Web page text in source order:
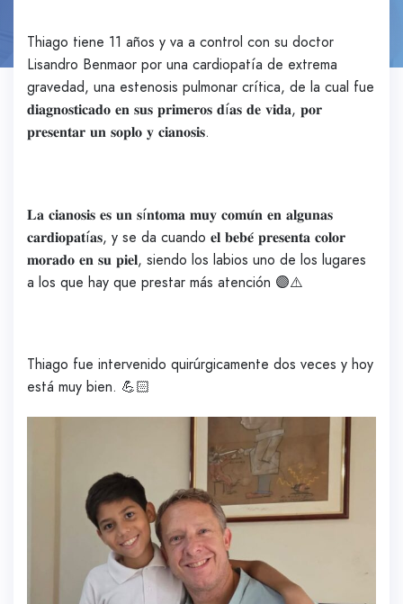
Thiago tiene 11 años y va a control con su doctor
Lisandro Benmaor por una cardiopatía de extrema
gravedad, una estenosis pulmonar crítica, de la cual fue
𝐝𝐢𝐚𝐠𝐧𝐨𝐬𝐭𝐢𝐜𝐚𝐝𝐨 𝐞𝐧 𝐬𝐮𝐬 𝐩𝐫𝐢𝐦𝐞𝐫𝐨𝐬 𝐝í𝐚𝐬 𝐝𝐞 𝐯𝐢𝐝𝐚, 𝐩𝐨𝐫
𝐩𝐫𝐞𝐬𝐞𝐧𝐭𝐚𝐫 𝐮𝐧 𝐬𝐨𝐩𝐥𝐨 𝐲 𝐜𝐢𝐚𝐧𝐨𝐬𝐢𝐬.
𝐋𝐚 𝐜𝐢𝐚𝐧𝐨𝐬𝐢𝐬 𝐞𝐬 𝐮𝐧 𝐬í𝐧𝐭𝐨𝐦𝐚 𝐦𝐮𝐲 𝐜𝐨𝐦𝐮́𝐧 𝐞𝐧 𝐚𝐥𝐠𝐮𝐧𝐚𝐬
𝐜𝐚𝐫𝐝𝐢𝐨𝐩𝐚𝐭í𝐚𝐬, y se da cuando 𝐞𝐥 𝐛𝐞𝐛𝐞́ 𝐩𝐫𝐞𝐬𝐞𝐧𝐭𝐚 𝐜𝐨𝐥𝐨𝐫
𝐦𝐨𝐫𝐚𝐝𝐨 𝐞𝐧 𝐬𝐮 𝐩𝐢𝐞𝐥, siendo los labios uno de los lugares
a los que hay que prestar más atención 🟣⚠️
Thiago fue intervenido quirúrgicamente dos veces y hoy
está muy bien. 💪🏻